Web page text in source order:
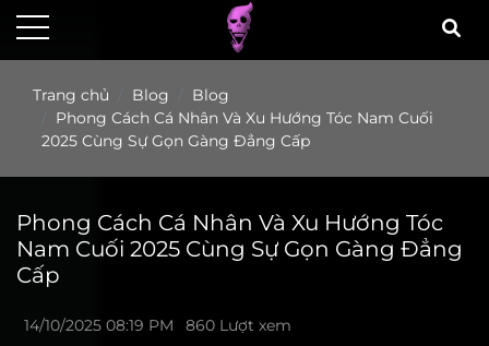
Trang chủ Blog
Blog
Phong Cách Cá Nhân Và Xu Hướng Tóc Nam Cuối
2025 Cùng Sự Gọn Gàng Đẳng Cấp
Phong Cách Cá Nhân Và Xu Hướng Tóc
Nam Cuối 2025 Cùng Sự Gọn Gàng Đẳng
Cấp
14/10/2025 08:19 PM 860 Lượt xem